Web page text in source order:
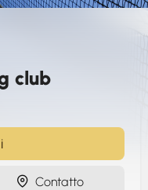
club
Contatto